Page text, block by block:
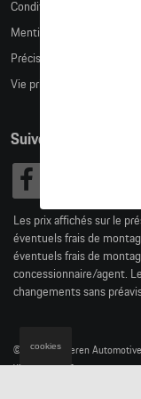
Conditions de vente
Mentions légales
Précision des tailles
Vie privée
Suivez nous
Les prix affichés sur le
éventuels frais de
éventuels frais de
concessionnaire/agent.
changements sans
© 2026 D'Ieteren
voorbehouden.
cookies